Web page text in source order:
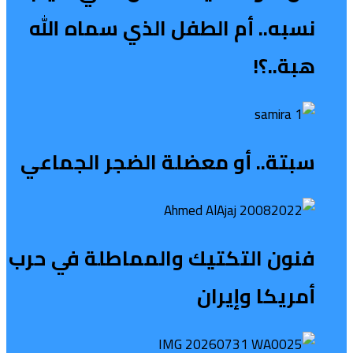
نسبه.. أم الطفل الذي سماه الله
هبة..؟!
سبتة.. أو معضلة الضجر الجماعي
فنون التكتيك والمماطلة في حرب
أمريكا وإيران